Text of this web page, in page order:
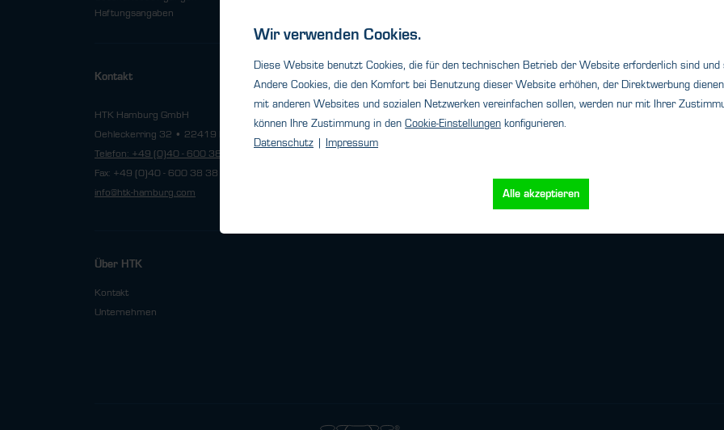
Haftungsangaben
Kontakt
HTK Hamburg GmbH
Oehleckerring 32 • 22419 Hamburg
Telefon: +49 (0)40 - 600 38 38 - 0
Fax: +49 (0)40 - 600 38 38 - 99
info@htk-hamburg.com
muenchen@htk-hamburg.com
Über HTK
Kontakt
Unternehmen
Wir verwenden Cookies.
Diese Website benutzt Cookies, die für den technischen Betrieb der Website erforderlich sind
Andere Cookies, die den Komfort bei Benutzung dieser Website erhöhen, der Direktwerbung
mit anderen Websites und sozialen Netzwerken vereinfachen sollen, werden nur mit Ihrer
können Ihre Zustimmung in den Cookie-Einstellungen konfigurieren.
Datenschutz
Impressum
Alle akzeptieren